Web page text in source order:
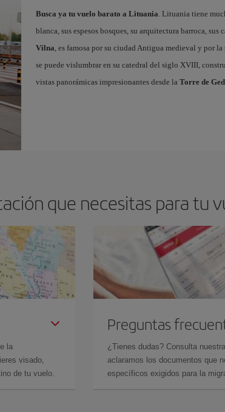
Busca ya tu vuelo barato a Lituania . Lituania tiene
blanca, sus espesos bosques, su arquitectura barroca,
Vilna , es famosa por su ciudad Antigua medieval y por
se puede vislumbrar en su catedral del siglo XVIII,
vistas panorámicas impresionantes desde la Torre de
que necesitas para tu
la
visado,
de tu vuelo.
Preguntas
¿Tienes dudas? Consulta
aclaramos los documentos que
específicos exigidos para la